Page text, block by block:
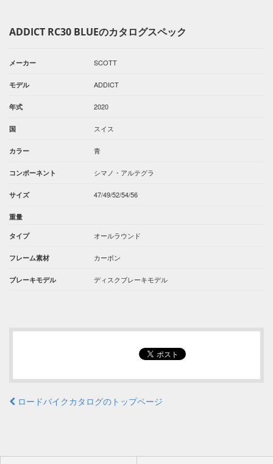
ADDICT RC30 BLUEのカタログスペック
メーカー SCOTT
モデル ADDICT
年式 2020
国 スイス
カラー 青
コンポーネント シマノ・アルテグラ
サイズ 47/49/52/54/56
重量
タイプ オールラウンド
フレーム素材 カーボン
ブレーキモデル ディスクブレーキモデル
ロードバイクカタログのトップページ